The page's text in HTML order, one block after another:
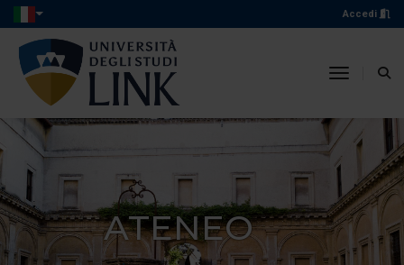
Accedi
toggle
ATENEO